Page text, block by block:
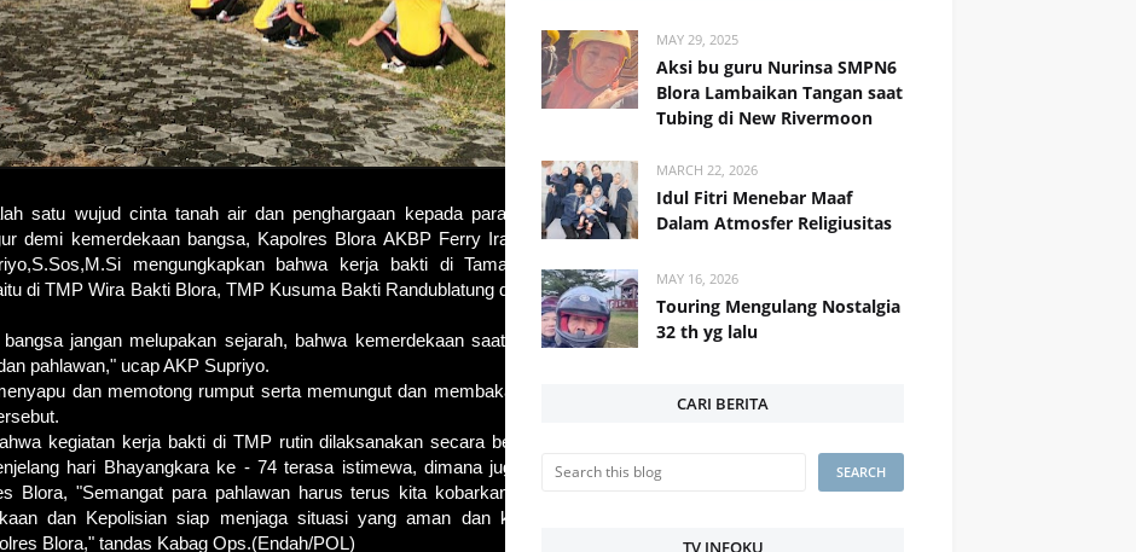
satu wujud cinta tanah air dan penghargaan kepada para pahlawan
demi kemerdekaan bangsa, Kapolres Blora AKBP Ferry Irawan,S.I.K.
mengungkapkan bahwa kerja bakti di Taman Makam
di TMP Wira Bakti Blora, TMP Kusuma Bakti Randublatung dan di TMP
jangan melupakan sejarah, bahwa kemerdekaan saat ini adalah
pahlawan," ucap AKP Supriyo.
dan memotong rumput serta memungut dan membakar sampah
kegiatan kerja bakti di TMP rutin dilaksanakan secara berkala oleh
hari Bhayangkara ke - 74 terasa istimewa, dimana juga akan di
Blora, "Semangat para pahlawan harus terus kita kobarkan, tentunya
dan Kepolisian siap menjaga situasi yang aman dan kondusif di
Blora," tandas Kabag Ops.(Endah/POL)
MAY 29, 2025
Aksi bu guru Nurinsa SMPN6
Blora Lambaikan Tangan saat
Tubing di New Rivermoon
MARCH 22, 2026
Idul Fitri Menebar Maaf
Dalam Atmosfer Religiusitas
MAY 16, 2026
Touring Mengulang Nostalgia
32 th yg lalu
CARI BERITA
TV INFOKU